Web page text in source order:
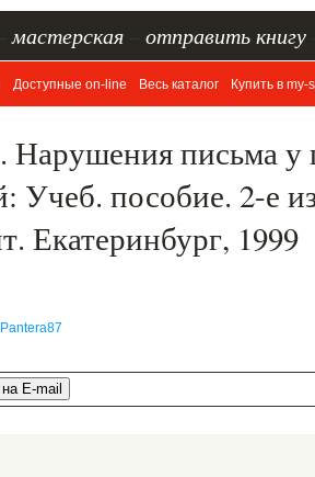
мастерская отправить книгу
Доступные on-line Весь каталог Купить в my-
Нарушения письма у
Учеб. пособие. 2-е
Екатеринбург, 1999
Pantera87